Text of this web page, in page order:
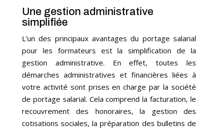
Une gestion administrative
simplifiée
L’un des principaux avantages du portage salarial
pour les formateurs est la simplification de la
gestion administrative. En effet, toutes les
démarches administratives et financières liées à
votre activité sont prises en charge par la société
de portage salarial. Cela comprend la facturation, le
recouvrement des honoraires, la gestion des
cotisations sociales, la préparation des bulletins de